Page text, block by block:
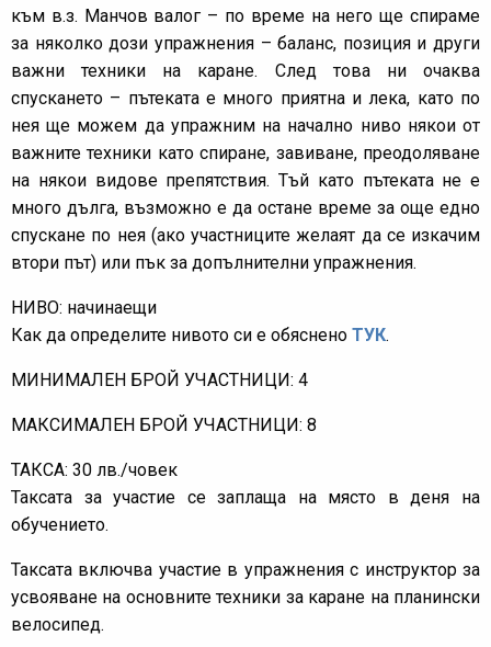
към в.з. Манчов валог – по време на него ще спираме
за няколко дози упражнения – баланс, позиция и други
важни техники на каране. След това ни очаква
спускането – пътеката е много приятна и лека, като по
нея ще можем да упражним на начално ниво някои от
важните техники като спиране, завиване, преодоляване
на някои видове препятствия. Тъй като пътеката не е
много дълга, възможно е да остане време за още едно
спускане по нея (ако участниците желаят да се изкачим
втори път) или пък за допълнителни упражнения.
НИВО: начинаещи
Как да определите нивото си е обяснено ТУК.
МИНИМАЛЕН БРОЙ УЧАСТНИЦИ: 4
МАКСИМАЛЕН БРОЙ УЧАСТНИЦИ: 8
ТАКСА: 30 лв./човек
Таксата за участие се заплаща на място в деня на
обучението.
Таксата включва участие в упражнения с инструктор за
усвояване на основните техники за каране на планински
велосипед.